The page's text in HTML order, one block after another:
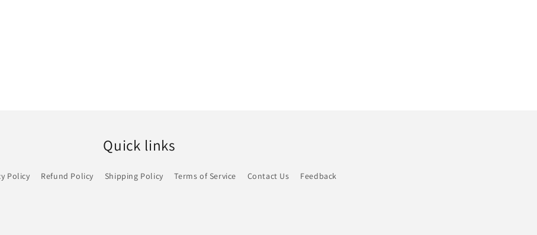
Quick links
Policy Refund Policy Shipping Policy Terms of Service Contact Us Feedback